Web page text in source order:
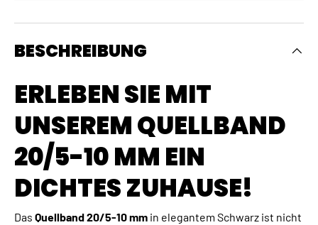
BESCHREIBUNG
ERLEBEN SIE MIT
UNSEREM QUELLBAND
20/5-10 MM EIN
DICHTES ZUHAUSE!
Das Quellband 20/5-10 mm in elegantem Schwarz ist nicht